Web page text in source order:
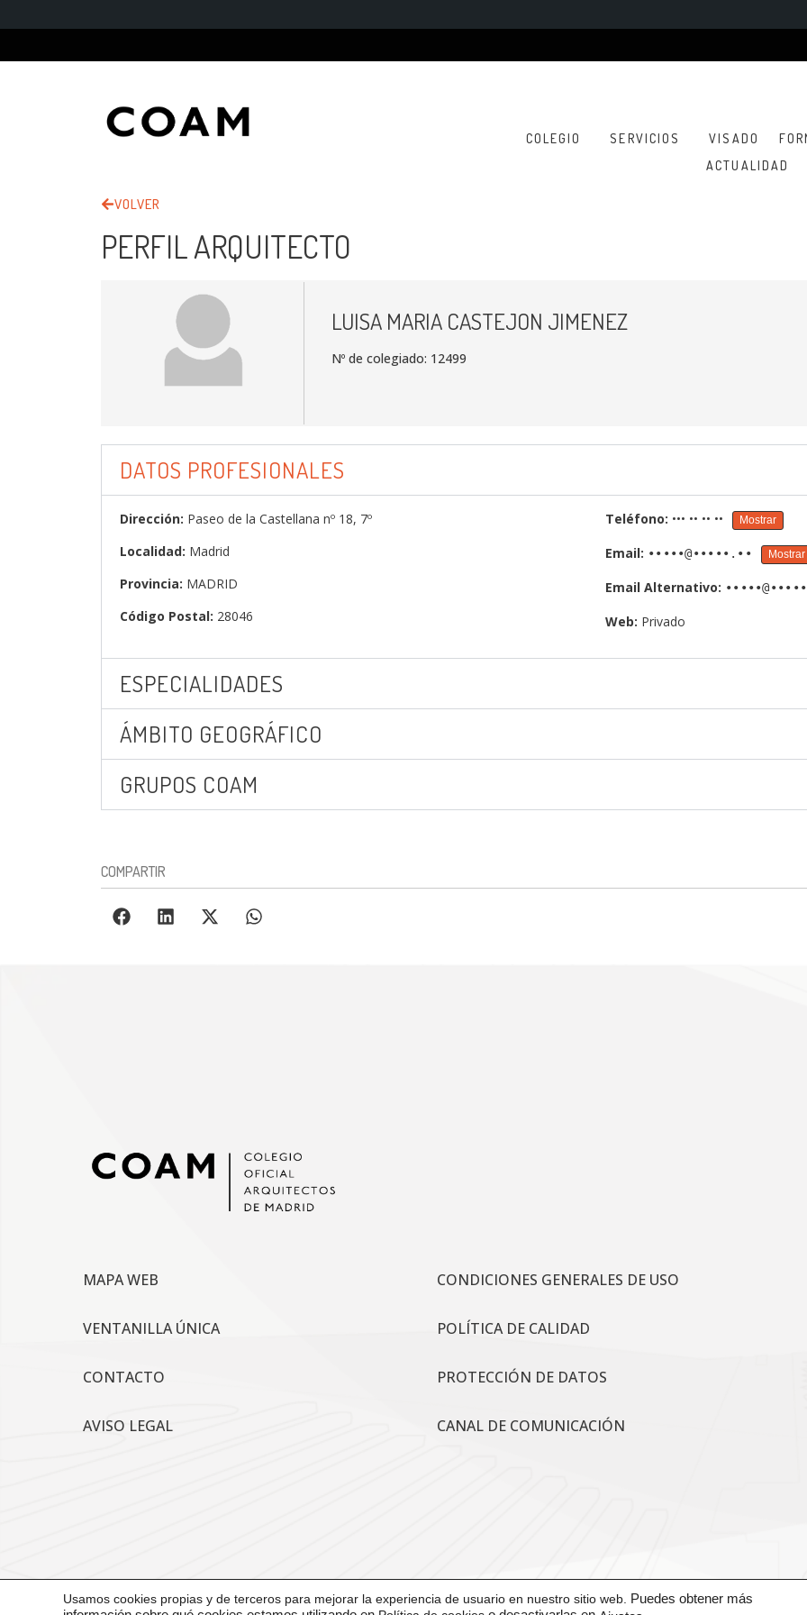
COLEGIO SERVICIOS VISADO
ACTUALIDAD
VOLVER
PERFIL ARQUITECTO
LUISA MARIA CASTEJON JIMENEZ
Nº de colegiado: 12499
DATOS PROFESIONALES
Dirección: Paseo de la Castellana nº 18, 7º
Localidad: Madrid
Provincia: MADRID
Código Postal: 28046
Teléfono: ••• •• •• •• Mostrar
Email: •••••@•••••.•• Mostrar
Email Alternativo:
Web: Privado
ESPECIALIDADES
ÁMBITO GEOGRÁFICO
GRUPOS COAM
COMPARTIR
MAPA WEB
VENTANILLA ÚNICA
CONTACTO
AVISO LEGAL
CONDICIONES GENERALES DE USO
POLÍTICA DE CALIDAD
PROTECCIÓN DE DATOS
CANAL DE COMUNICACIÓN
Usamos cookies propias y de terceros para mejorar la experiencia de usuario en nuestro sitio web. Puedes obtener más